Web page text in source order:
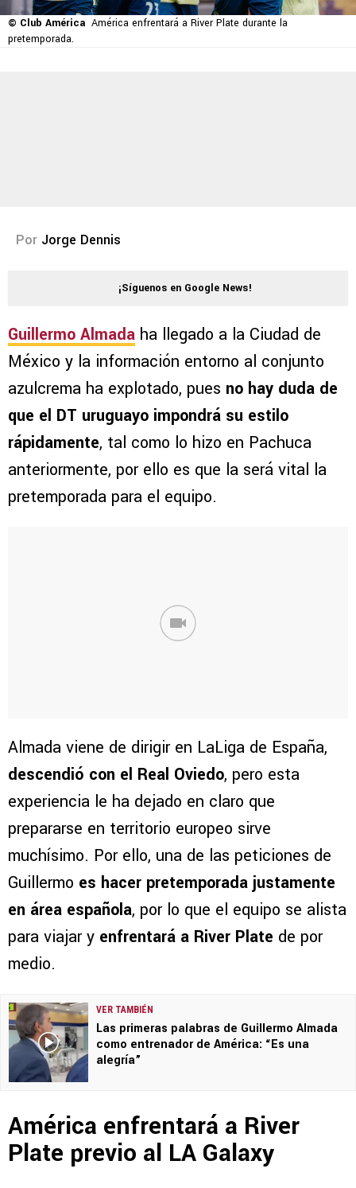
© Club América América enfrentará a River Plate durante la
pretemporada.
Por Jorge Dennis
¡Síguenos en Google News!
Guillermo Almada ha llegado a la Ciudad de
México y la información entorno al conjunto
azulcrema ha explotado, pues no hay duda de
que el DT uruguayo impondrá su estilo
rápidamente, tal como lo hizo en Pachuca
anteriormente, por ello es que la será vital la
pretemporada para el equipo.
Almada viene de dirigir en LaLiga de España,
descendió con el Real Oviedo, pero esta
experiencia le ha dejado en claro que
prepararse en territorio europeo sirve
muchísimo. Por ello, una de las peticiones de
Guillermo es hacer pretemporada justamente
en área española, por lo que el equipo se alista
para viajar y enfrentará a River Plate de por
medio.
VER TAMBIÉN
Las primeras palabras de Guillermo Almada
como entrenador de América: “Es una
alegría”
América enfrentará a River
Plate previo al LA Galaxy